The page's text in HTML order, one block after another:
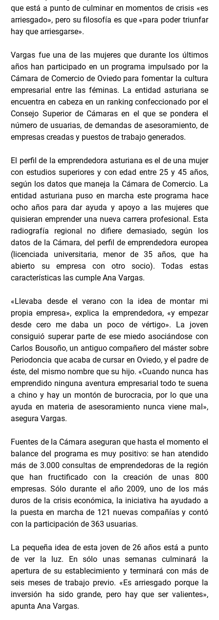
que está a punto de culminar en momentos de crisis «es
arriesgado», pero su filosofía es que «para poder triunfar
hay que arriesgarse».
Vargas fue una de las mujeres que durante los últimos
años han participado en un programa impulsado por la
Cámara de Comercio de Oviedo para fomentar la cultura
empresarial entre las féminas. La entidad asturiana se
encuentra en cabeza en un ranking confeccionado por el
Consejo Superior de Cámaras en el que se pondera el
número de usuarias, de demandas de asesoramiento, de
empresas creadas y puestos de trabajo generados.
El perfil de la emprendedora asturiana es el de una mujer
con estudios superiores y con edad entre 25 y 45 años,
según los datos que maneja la Cámara de Comercio. La
entidad asturiana puso en marcha este programa hace
ocho años para dar ayuda y apoyo a las mujeres que
quisieran emprender una nueva carrera profesional. Esta
radiografía regional no difiere demasiado, según los
datos de la Cámara, del perfil de emprendedora europea
(licenciada universitaria, menor de 35 años, que ha
abierto su empresa con otro socio). Todas estas
características las cumple Ana Vargas.
«Llevaba desde el verano con la idea de montar mi
propia empresa», explica la emprendedora, «y empezar
desde cero me daba un poco de vértigo». La joven
consiguió superar parte de ese miedo asociándose con
Carlos Bousoño, un antiguo compañero del máster sobre
Periodoncia que acaba de cursar en Oviedo, y el padre de
éste, del mismo nombre que su hijo. «Cuando nunca has
emprendido ninguna aventura empresarial todo te suena
a chino y hay un montón de burocracia, por lo que una
ayuda en materia de asesoramiento nunca viene mal»,
asegura Vargas.
Fuentes de la Cámara aseguran que hasta el momento el
balance del programa es muy positivo: se han atendido
más de 3.000 consultas de emprendedoras de la región
que han fructificado con la creación de unas 800
empresas. Sólo durante el año 2009, uno de los más
duros de la crisis económica, la iniciativa ha ayudado a
la puesta en marcha de 121 nuevas compañías y contó
con la participación de 363 usuarias.
La pequeña idea de esta joven de 26 años está a punto
de ver la luz. En sólo unas semanas culminará la
apertura de su establecimiento y terminará con más de
seis meses de trabajo previo. «Es arriesgado porque la
inversión ha sido grande, pero hay que ser valientes»,
apunta Ana Vargas.